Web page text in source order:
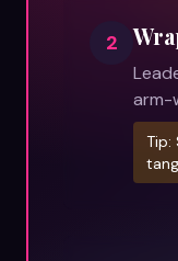
2
arm-
Tip: